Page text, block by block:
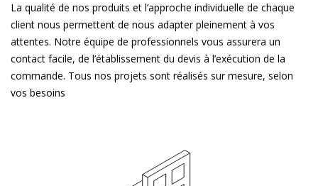
La qualité de nos produits et l’approche individuelle de chaque
client nous permettent de nous adapter pleinement à vos
attentes. Notre équipe de professionnels vous assurera un
contact facile, de l’établissement du devis à l’exécution de la
commande. Tous nos projets sont réalisés sur mesure, selon
vos besoins